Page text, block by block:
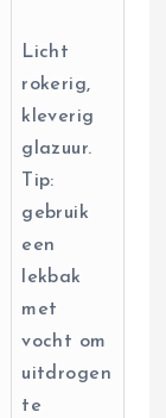
Licht
rokerig,
kleverig
glazuur.
Tip:
gebruik
een
lekbak
met
vocht om
uitdrogen
te